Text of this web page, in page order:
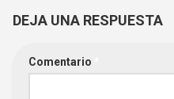
DEJA UNA RESPUESTA
Comentario